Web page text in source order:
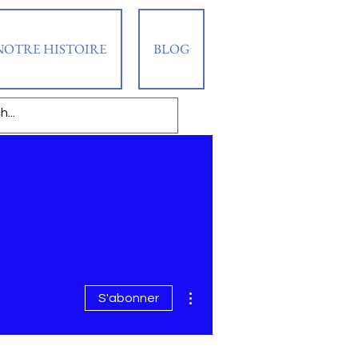
HISTOIRE BLOG
S'abonner